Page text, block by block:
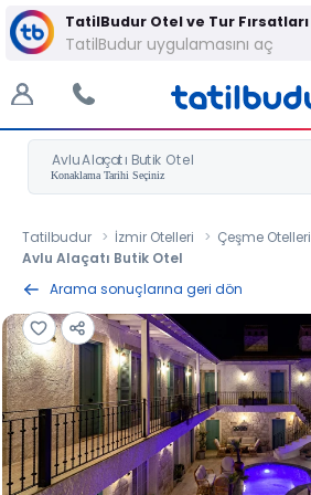
TatilBudur Otel ve Tur Fırsatları
TatilBudur uygulamasını aç
Avlu Alaçatı Butik Otel
Tatilbudur İzmir Otelleri Çeşme Otelleri
Avlu Alaçatı Butik Otel
Arama sonuçlarına geri dön